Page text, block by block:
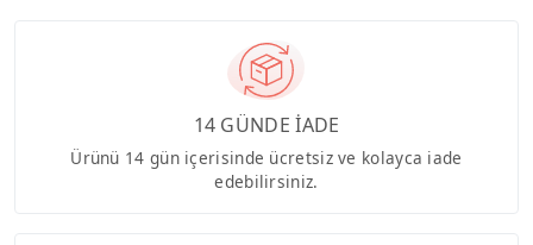
14 GÜNDE İADE
Ürünü 14 gün içerisinde ücretsiz ve kolayca iade
edebilirsiniz.